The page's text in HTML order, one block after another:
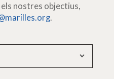
nostres objectius,
.